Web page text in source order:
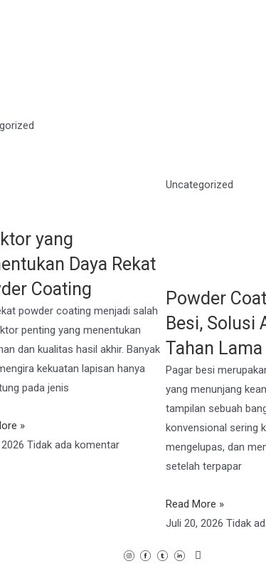
yang
Daya Rekat
Coating
powder coating menjadi salah
penting yang menentukan
dan kualitas hasil akhir. Banyak
kekuatan lapisan hanya
pada jenis
»
Tidak ada komentar
Uncategorized
Powder
Besi, Solusi
Tahan Lama
Pagar besi
yang menunjang
tampilan sebuah
konvensional sering
mengelupas, dan
setelah terpapar
Read More »
Juli 20, 2026 Tidak